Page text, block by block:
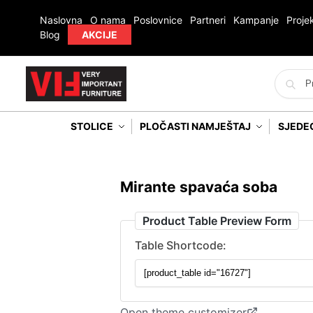
Naslovna O nama Poslovnice Partneri Kampanje
Blog
AKCIJE
STOLICE PLOČASTI NAMJEŠTAJ
Mirante spavaća soba
Product Table Preview Form
Table Shortcode: